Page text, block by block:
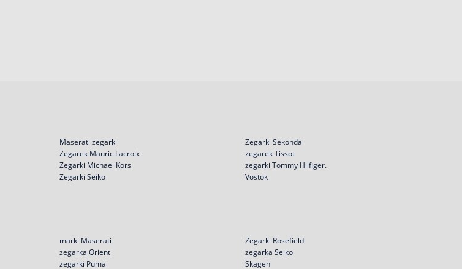
Maserati zegarki
Zegarek Mauric Lacroix
Zegarki Michael Kors
Zegarki Seiko
Zegarki Sekonda
zegarek Tissot
zegarki Tommy Hilfiger.
Vostok
marki Maserati
zegarka Orient
zegarki Puma
Zegarki Rosefield
zegarka Seiko
Skagen